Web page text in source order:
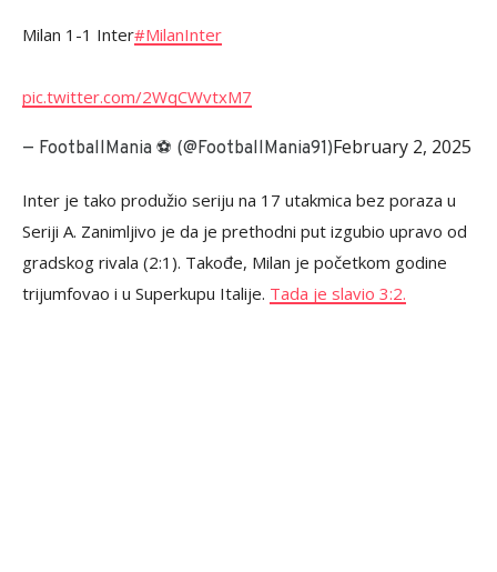
Milan 1-1 Inter#MilanInter
pic.twitter.com/2WqCWvtxM7
— FootballMania ⚽️ (@FootballMania91)February 2, 2025
Inter je tako produžio seriju na 17 utakmica bez poraza u
Seriji A. Zanimljivo je da je prethodni put izgubio upravo od
gradskog rivala (2:1). Takođe, Milan je početkom godine
trijumfovao i u Superkupu Italije. Tada je slavio 3:2.